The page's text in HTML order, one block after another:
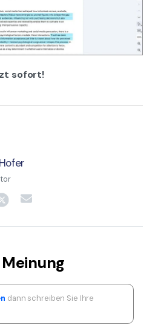
sofort!
Meinung
dann schreiben Sie Ihre